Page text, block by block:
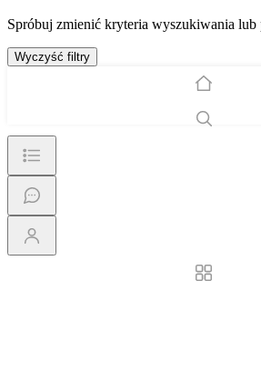
Spróbuj zmienić kryteria wyszukiwania lub
Wyczyść filtry